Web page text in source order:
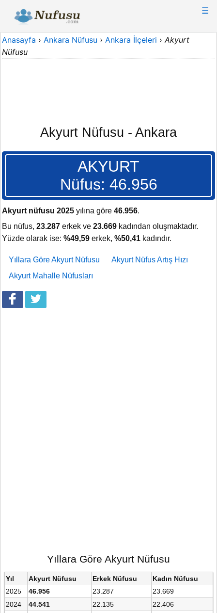
☰
Anasayfa › Ankara Nüfusu › Ankara İlçeleri › Akyurt
Nüfusu
Akyurt Nüfusu - Ankara
AKYURT
Nüfus: 46.956
Akyurt nüfusu 2025 yılına göre 46.956.
Bu nüfus, 23.287 erkek ve 23.669 kadından oluşmaktadır.
Yüzde olarak ise: %49,59 erkek, %50,41 kadındır.
Yıllara Göre Akyurt Nüfusu
Akyurt Nüfus Artış Hızı
Akyurt Mahalle Nüfusları
Yıllara Göre Akyurt Nüfusu
Yıl Akyurt Nüfusu Erkek Nüfusu
Kadın Nüfusu
2025
46.956 23.287
23.669
2024
44.541 22.135
22.406